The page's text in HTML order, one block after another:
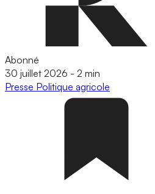
Abonné
30 juillet 2026 - 2 min
Presse Politique agricole